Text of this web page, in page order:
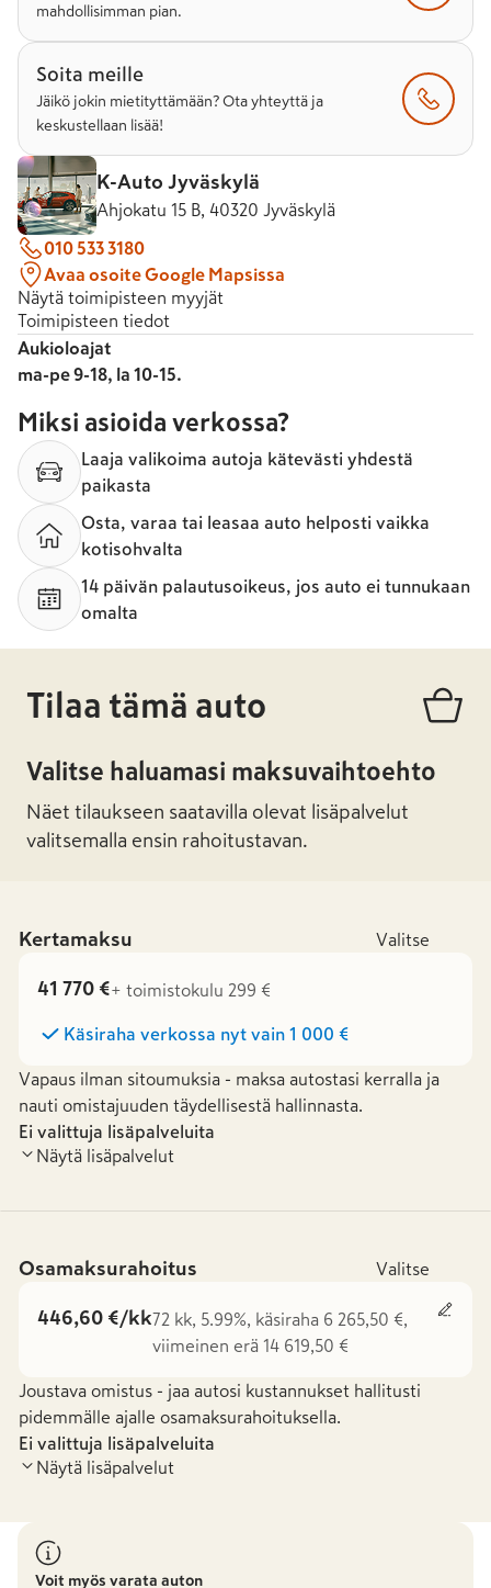
mahdollisimman pian.
Soita meille
Jäikö jokin mietityttämään? Ota yhteyttä ja
keskustellaan lisää!
K-Auto Jyväskylä
Ahjokatu 15 B, 40320 Jyväskylä
010 533 3180
Avaa osoite Google Mapsissa
Näytä toimipisteen myyjät
Toimipisteen tiedot
Aukioloajat
ma-pe 9-18, la 10-15.
Miksi asioida verkossa?
Laaja valikoima autoja kätevästi yhdestä
paikasta
Osta, varaa tai leasaa auto helposti vaikka
kotisohvalta
14 päivän palautusoikeus, jos auto ei tunnukaan
omalta
Tilaa tämä auto
Valitse haluamasi maksuvaihtoehto
Näet tilaukseen saatavilla olevat lisäpalvelut
valitsemalla ensin rahoitustavan.
Kertamaksu Valitse
41 770 €+ toimistokulu 299 €
Käsiraha verkossa nyt vain 1 000 €
Vapaus ilman sitoumuksia - maksa autostasi kerralla ja
nauti omistajuuden täydellisestä hallinnasta.
Ei valittuja lisäpalveluita
Näytä lisäpalvelut
Osamaksurahoitus Valitse
446,60 €/kk72 kk, 5.99%, käsiraha 6 265,50 €,
viimeinen erä 14 619,50 €
Joustava omistus - jaa autosi kustannukset hallitusti
pidemmälle ajalle osamaksurahoituksella.
Ei valittuja lisäpalveluita
Näytä lisäpalvelut
Voit myös varata auton